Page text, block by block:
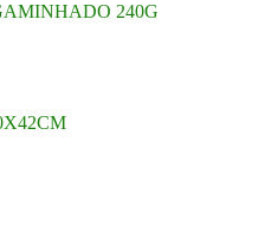
240G